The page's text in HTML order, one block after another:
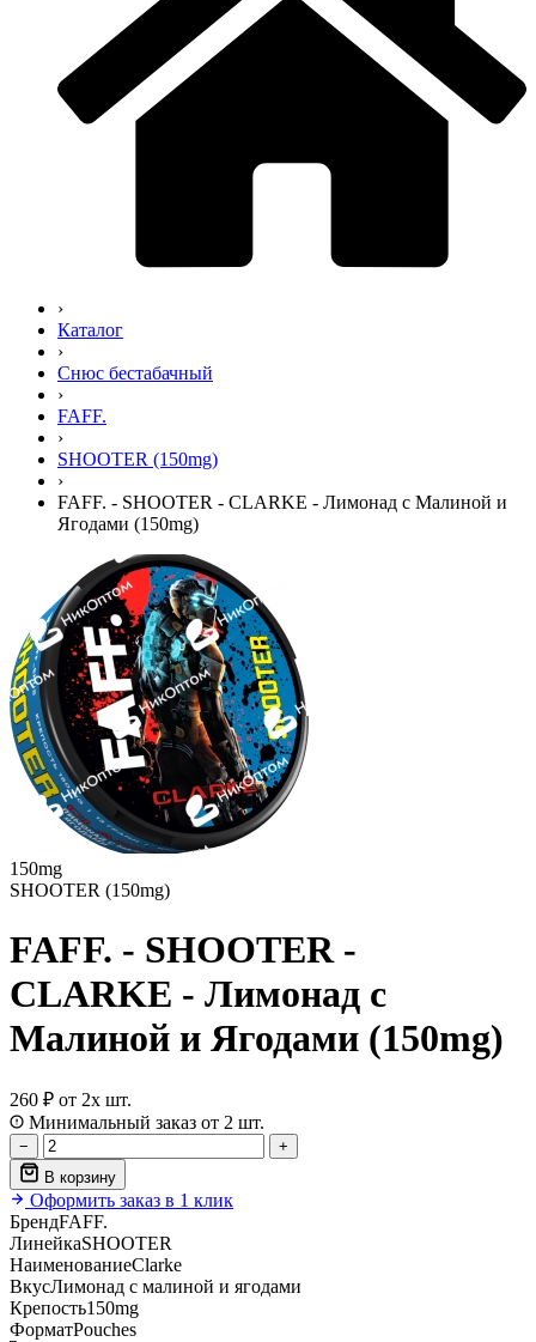
›
Каталог
›
Снюс бестабачный
›
FAFF.
›
SHOOTER (150mg)
›
FAFF. - SHOOTER - CLARKE - Лимонад с Малиной и
Ягодами (150mg)
150mg
SHOOTER (150mg)
FAFF. - SHOOTER -
CLARKE - Лимонад с
Малиной и Ягодами (150mg)
260 ₽ от 2х шт.
Минимальный заказ от 2 шт.
−
+
В корзину
Оформить заказ в 1 клик
БрендFAFF.
ЛинейкаSHOOTER
НаименованиеClarke
ВкусЛимонад с малиной и ягодами
Крепость150mg
ФорматPouches